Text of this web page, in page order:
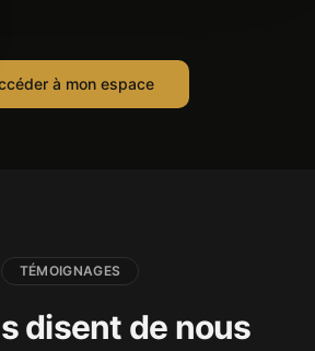
à mon espace
TÉMOIGNAGES
disent de nous
de faire une de vos